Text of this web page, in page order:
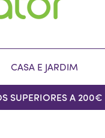
CASA E JARDIM
SUPERIORES A 200€